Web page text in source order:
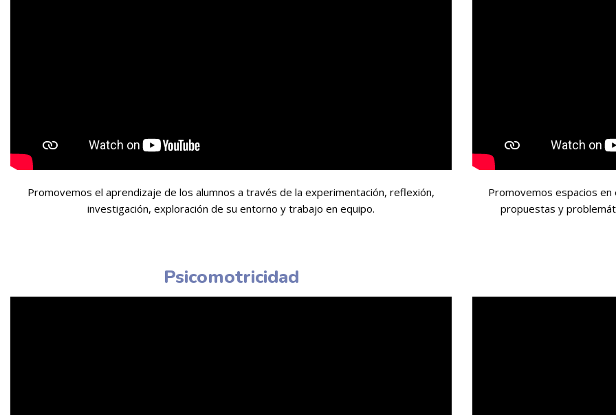
Promovemos el aprendizaje de los alumnos a través de la experimentación, reflexión,
investigación, exploración de su entorno y trabajo en equipo.
Promovemos espacios
propuestas y
Psicomotricidad